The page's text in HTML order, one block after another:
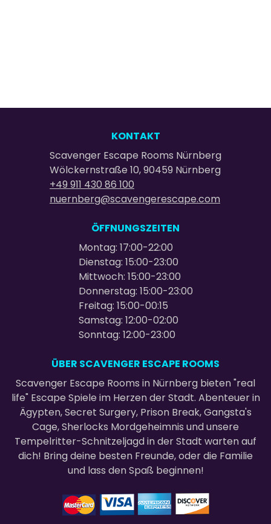
KONTAKT
Scavenger Escape Rooms Nürnberg
Wölckernstraße 10, 90459 Nürnberg
+49 911 430 86 100
nuernberg@scavengerescape.com
ÖFFNUNGSZEITEN
Montag: 17:00-22:00
Dienstag: 15:00-23:00
Mittwoch: 15:00-23:00
Donnerstag: 15:00-23:00
Freitag: 15:00-00:15
Samstag: 12:00-02:00
Sonntag: 12:00-23:00
ÜBER SCAVENGER ESCAPE ROOMS
Scavenger Escape Rooms in Nürnberg bieten "real
life" Escape Spiele im Herzen der Stadt. Abenteuer in
Ägypten, Secret Surgery, Prison Break, Gangsta's
Cage, Sherlocks Mordgeheimnis und unsere
Tempelritter-Schnitzeljagd in der Stadt warten auf
dich! Bring deine besten Freunde, oder die Familie
und lass den Spaß beginnen!